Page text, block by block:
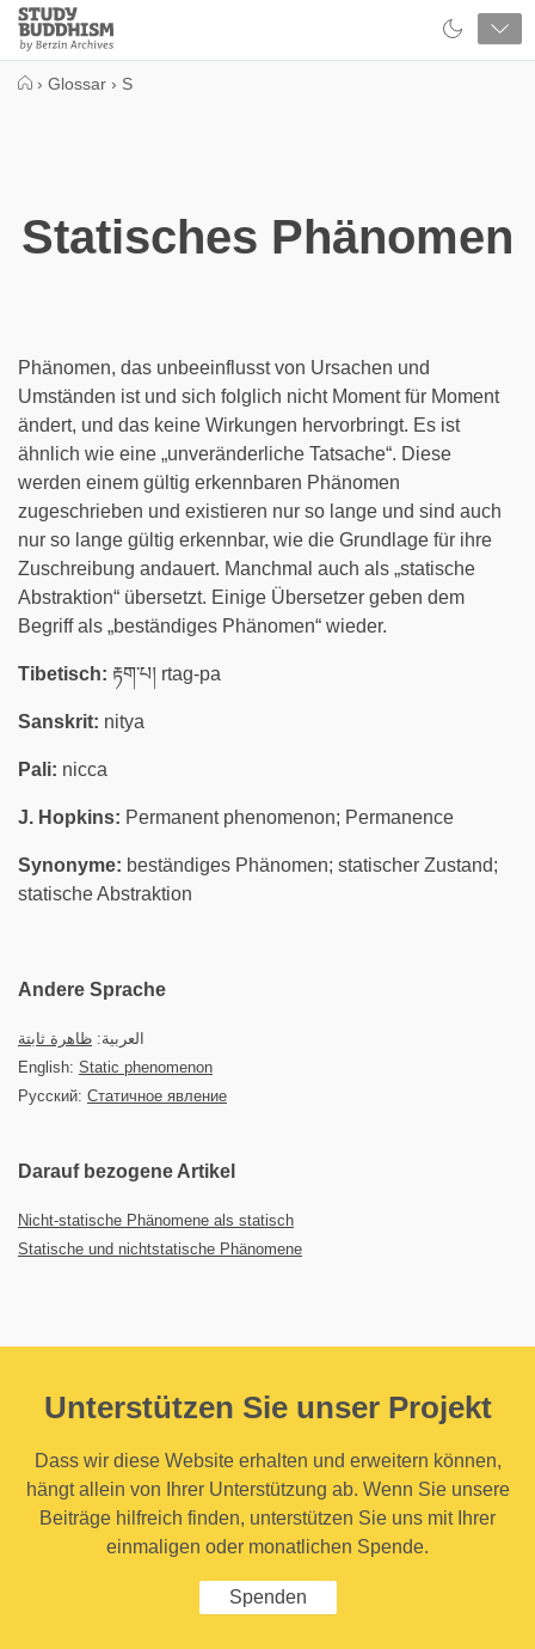
Close
Study
Buddhism
› Glossar › S
Statisches Phänomen
Phänomen, das unbeeinflusst von Ursachen und
Umständen ist und sich folglich nicht Moment für Moment
ändert, und das keine Wirkungen hervorbringt. Es ist
ähnlich wie eine „unveränderliche Tatsache“. Diese
werden einem gültig erkennbaren Phänomen
zugeschrieben und existieren nur so lange und sind auch
nur so lange gültig erkennbar, wie die Grundlage für ihre
Zuschreibung andauert. Manchmal auch als „statische
Abstraktion“ übersetzt. Einige Übersetzer geben dem
Begriff als „beständiges Phänomen“ wieder.
Tibetisch: རྟག་པ། rtag-pa
Sanskrit: nitya
Pali: nicca
J. Hopkins: Permanent phenomenon; Permanence
Synonyme: beständiges Phänomen; statischer Zustand;
statische Abstraktion
Andere Sprache
العربية: ظاهرة ثابتة
English: Static phenomenon
Русский: Статичное явление
Darauf bezogene Artikel
Nicht-statische Phänomene als statisch
Statische und nichtstatische Phänomene
Unterstützen Sie unser Projekt
Dass wir diese Website erhalten und erweitern können,
hängt allein von Ihrer Unterstützung ab. Wenn Sie unsere
Beiträge hilfreich finden, unterstützen Sie uns mit Ihrer
einmaligen oder monatlichen Spende.
Spenden